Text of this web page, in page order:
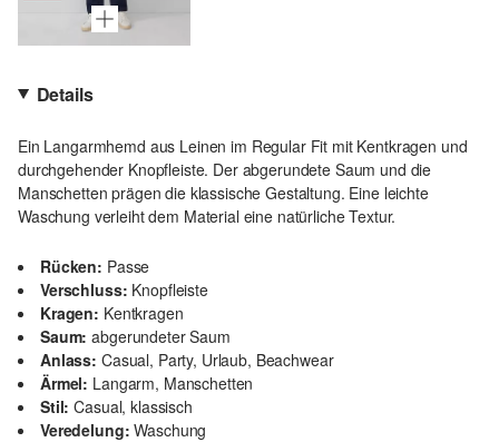
Details
Ein Langarmhemd aus Leinen im Regular Fit mit Kentkragen und
durchgehender Knopfleiste. Der abgerundete Saum und die
Manschetten prägen die klassische Gestaltung. Eine leichte
Waschung verleiht dem Material eine natürliche Textur.
Rücken: Passe
Verschluss: Knopfleiste
Kragen: Kentkragen
Saum: abgerundeter Saum
Anlass: Casual, Party, Urlaub, Beachwear
Ärmel: Langarm, Manschetten
Stil: Casual, klassisch
Veredelung: Waschung